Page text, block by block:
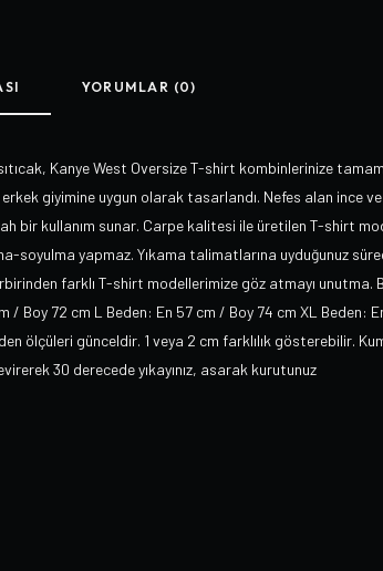
YORUMLAR (0)
Kanye West Oversize T-shirt kombinlerinize
erkek giyimine uygun olarak tasarlandı. Nefes alan ince
bir kullanım sunar. Carpe kalitesi ile üretilen T-shirt
soyulma yapmaz. Yıkama talimatlarına uyduğunuz
farklı T-shirt modellerimize göz atmayı unutma.
/ Boy 72 cm L Beden: En 57 cm / Boy 74 cm XL Beden:
ölçüleri günceldir. 1 veya 2 cm farklılık gösterebilir.
30 derecede yıkayınız, asarak kurutunuz